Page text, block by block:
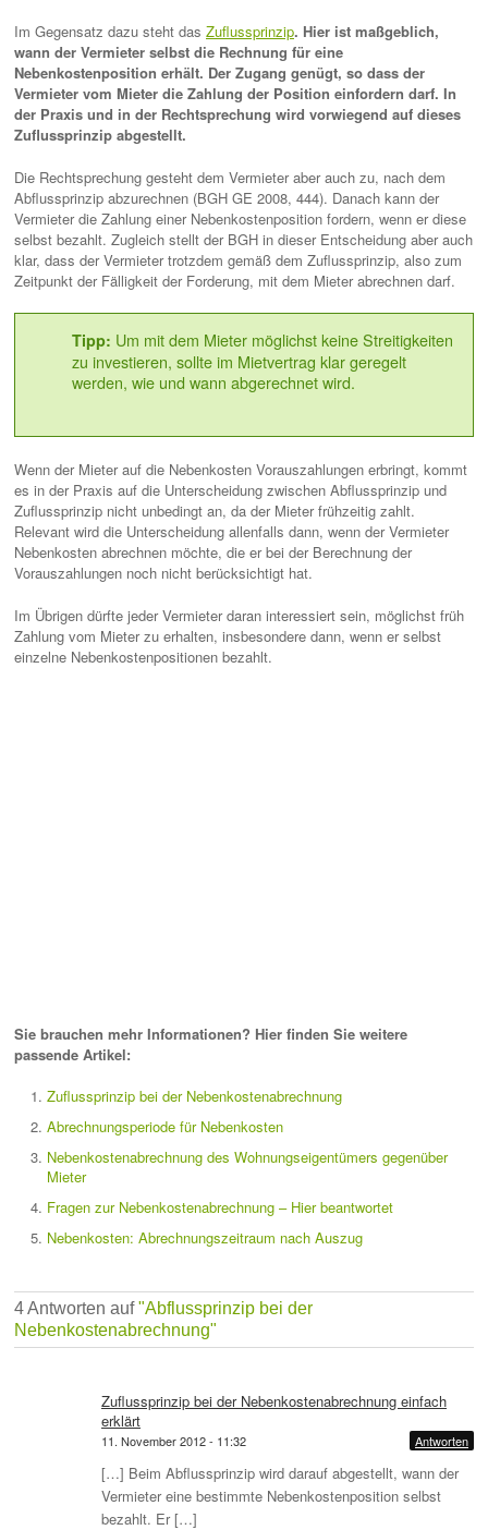
Im Gegensatz dazu steht das Zuflussprinzip. Hier ist maßgeblich,
wann der Vermieter selbst die Rechnung für eine
Nebenkostenposition erhält. Der Zugang genügt, so dass der
Vermieter vom Mieter die Zahlung der Position einfordern darf. In
der Praxis und in der Rechtsprechung wird vorwiegend auf dieses
Zuflussprinzip abgestellt.
Die Rechtsprechung gesteht dem Vermieter aber auch zu, nach dem
Abflussprinzip abzurechnen (BGH GE 2008, 444). Danach kann der
Vermieter die Zahlung einer Nebenkostenposition fordern, wenn er diese
selbst bezahlt. Zugleich stellt der BGH in dieser Entscheidung aber auch
klar, dass der Vermieter trotzdem gemäß dem Zuflussprinzip, also zum
Zeitpunkt der Fälligkeit der Forderung, mit dem Mieter abrechnen darf.
Tipp: Um mit dem Mieter möglichst keine Streitigkeiten
zu investieren, sollte im Mietvertrag klar geregelt
werden, wie und wann abgerechnet wird.
Wenn der Mieter auf die Nebenkosten Vorauszahlungen erbringt, kommt
es in der Praxis auf die Unterscheidung zwischen Abflussprinzip und
Zuflussprinzip nicht unbedingt an, da der Mieter frühzeitig zahlt.
Relevant wird die Unterscheidung allenfalls dann, wenn der Vermieter
Nebenkosten abrechnen möchte, die er bei der Berechnung der
Vorauszahlungen noch nicht berücksichtigt hat.
Im Übrigen dürfte jeder Vermieter daran interessiert sein, möglichst früh
Zahlung vom Mieter zu erhalten, insbesondere dann, wenn er selbst
einzelne Nebenkostenpositionen bezahlt.
Sie brauchen mehr Informationen? Hier finden Sie weitere
passende Artikel:
Zuflussprinzip bei der Nebenkostenabrechnung
Abrechnungsperiode für Nebenkosten
Nebenkostenabrechnung des Wohnungseigentümers gegenüber
Mieter
Fragen zur Nebenkostenabrechnung – Hier beantwortet
Nebenkosten: Abrechnungszeitraum nach Auszug
4 Antworten auf"Abflussprinzip bei der
Nebenkostenabrechnung"
Zuflussprinzip bei der Nebenkostenabrechnung einfach
erklärt
11. November 2012 - 11:32 Antworten
[…] Beim Abflussprinzip wird darauf abgestellt, wann der
Vermieter eine bestimmte Nebenkostenposition selbst
bezahlt. Er […]